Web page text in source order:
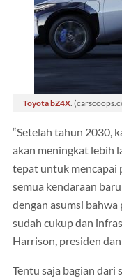
Toyota bZ4X .
“Setelah tahun 2030,
akan meningkat lebih
tepat untuk mencapai
semua kendaraan
dengan asumsi
sudah cukup dan
Harrison, presiden
Tentu saja bagian dari